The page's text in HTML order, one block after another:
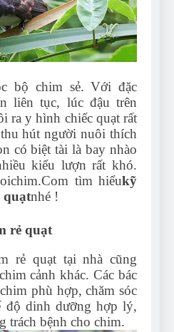
Play Fetch?
to Train Them!
Often Do I Need to
Agobộ chim sẻ. Với đặc
liên tục, lúc đậu trên
ra y hình chiếc quạt rất
hút người nuôi thích
có biệt tài là bay nhào
kiểu lượn rất khó.
tìm hiểukỹ
quạtnhé !
rẻ quạt
rẻ quạt tại nhà cũng
cảnh khác. Các bác
phù hợp, chăm sóc
độ dinh dưỡng hợp lý,
trách bệnh cho chim.